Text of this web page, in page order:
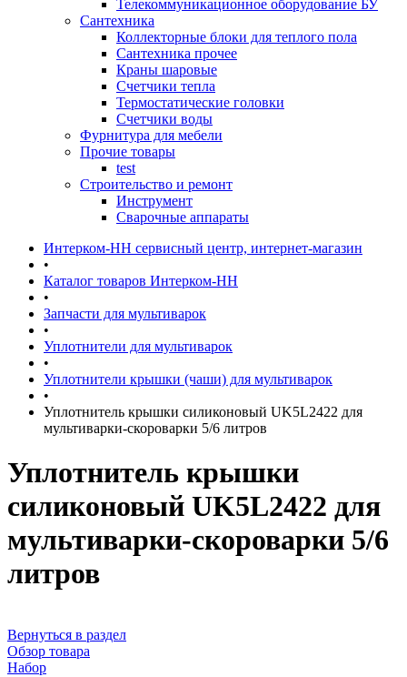
Телекоммуникационное оборудование БУ
Сантехника
Коллекторные блоки для теплого пола
Сантехника прочее
Краны шаровые
Счетчики тепла
Термоcтатические головки
Счетчики воды
Фурнитура для мебели
Прочие товары
test
Строительство и ремонт
Инструмент
Сварочные аппараты
Интерком-НН сервисный центр, интернет-магазин
•
Каталог товаров Интерком-НН
•
Запчасти для мультиварок
•
Уплотнители для мультиварок
•
Уплотнители крышки (чаши) для мультиварок
•
Уплотнитель крышки силиконовый UK5L2422 для
мультиварки-скороварки 5/6 литров
Уплотнитель крышки
силиконовый UK5L2422 для
мультиварки-скороварки 5/6
литров
Вернуться в раздел
Обзор товара
Набор